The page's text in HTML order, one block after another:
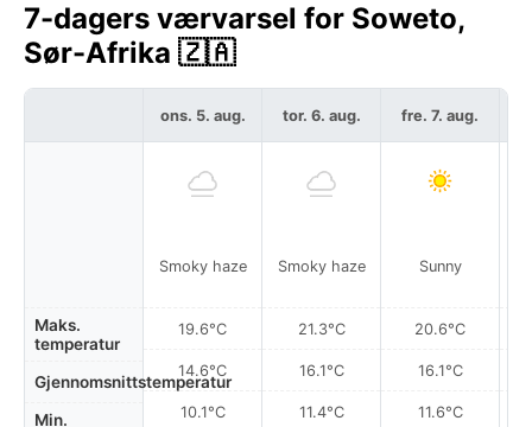
7-dagers værvarsel for Soweto,
Sør-Afrika 🇿🇦
Maks.
temperatur
Gjennomsnittstemperatur
Min.
ons. 5. aug.
Smoky haze
19.6°C
14.6°C
10.1°C
tor. 6. aug.
Smoky haze
21.3°C
16.1°C
11.4°C
fre. 7. aug.
Sunny
20.6°C
16.1°C
11.6°C